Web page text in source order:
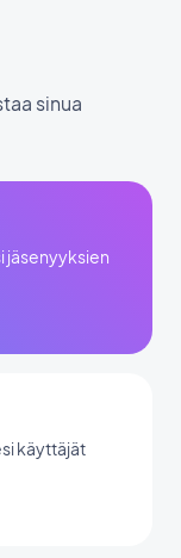
sinua
jäsenyyksien
käyttäjät